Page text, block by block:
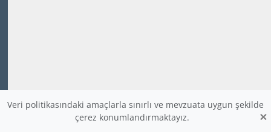
Veri politikasındaki amaçlarla sınırlı ve mevzuata uygun şekilde
çerez konumlandırmaktayız.
×